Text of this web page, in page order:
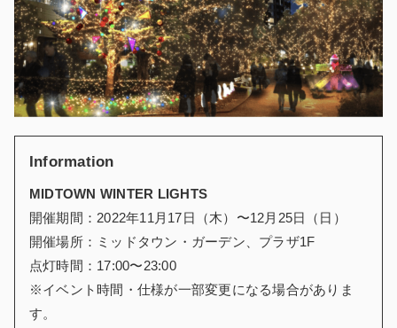
Information
MIDTOWN WINTER LIGHTS
開催期間：2022年11月17日（木）〜12月25日（日）
開催場所：ミッドタウン・ガーデン、プラザ1F
点灯時間：17:00〜23:00
※イベント時間・仕様が一部変更になる場合がありま
す。